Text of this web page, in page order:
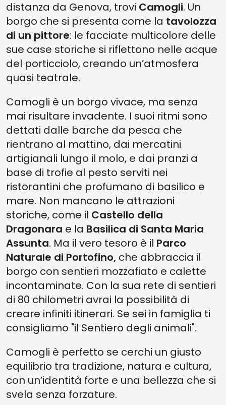
distanza da Genova, trovi Camogli. Un
borgo che si presenta come la tavolozza
di un pittore: le facciate multicolore delle
sue case storiche si riflettono nelle acque
del porticciolo, creando un’atmosfera
quasi teatrale.
Camogli è un borgo vivace, ma senza
mai risultare invadente. I suoi ritmi sono
dettati dalle barche da pesca che
rientrano al mattino, dai mercatini
artigianali lungo il molo, e dai pranzi a
base di trofie al pesto serviti nei
ristorantini che profumano di basilico e
mare. Non mancano le attrazioni
storiche, come il Castello della
Dragonara e la Basilica di Santa Maria
Assunta. Ma il vero tesoro è il Parco
Naturale di Portofino, che abbraccia il
borgo con sentieri mozzafiato e calette
incontaminate. Con la sua rete di sentieri
di 80 chilometri avrai la possibilità di
creare infiniti itinerari. Se sei in famiglia ti
consigliamo "il Sentiero degli animali".
Camogli è perfetto se cerchi un giusto
equilibrio tra tradizione, natura e cultura,
con un’identità forte e una bellezza che si
svela senza forzature.